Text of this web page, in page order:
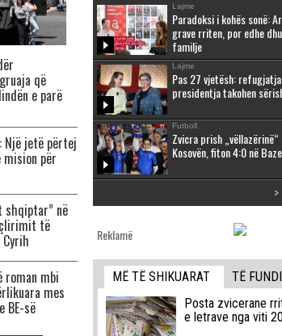
që
e parë
Një jetë përtej
mision për
në
të
roman mbi
mes
BE-së
Lajme
Paradoksi i kohës sonë:
grave rriten, por edhe
familje
Lajme
Pas 27 vjetësh:
presidentja takohen
Futboll
Zvicra prish „vëllazërinë“
Kosovën, fiton 4:0 në
Reklamë
MË TË SHIKUARAT
TË
Posta zvicerane
e letrave nga viti